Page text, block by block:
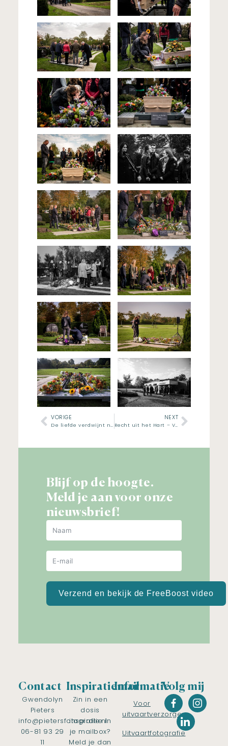
VORIGE
De liefde verdwijnt nooit
NEXT
Recht uit het Hart – Vlog #1
Blijf op de hoogte.
Meld je aan voor onze
nieuwsbrief!
Verzend en bekijk de FreeBoost video
Contact
Gwendolyn
Pieters
info@pietersfotografie.nl
06-81 93 29
11
Inspiratiemail
Zin in een
dosis
inspiratie in
je mailbox?
Meld je dan
Informatie
Voor
uitvaartverzorgers
Uitvaartfotografie
Volg mij